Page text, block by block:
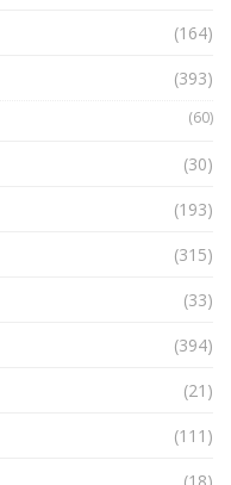
(164)
(393)
(60)
(30)
(193)
(315)
(33)
(394)
(21)
(111)
(18)